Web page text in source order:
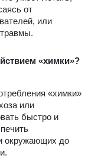
от
или
«химки»?
«химки»
или
быстро и
окружающих до